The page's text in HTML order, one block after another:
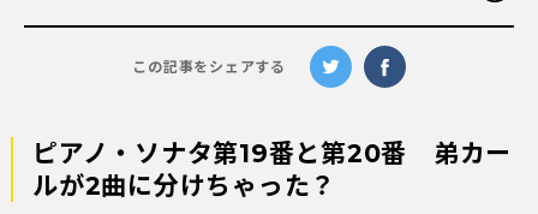
この記事をシェアする
ピアノ・ソナタ第19番と第20番 弟カー
ルが2曲に分けちゃった？